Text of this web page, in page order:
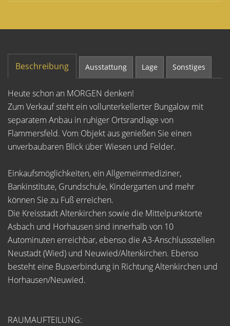
Beschreibung Ausstattung Lage Sonstiges
Heute schon an MORGEN denken!
Zum Verkauf steht ein vollunterkellerter Bungalow mit
separatem Anbau in ruhiger Ortsrandlage von
Flammersfeld. Vom Objekt aus genießen Sie einen
unverbaubaren Blick über Wiesen und Felder.
Einkaufsmöglichkeiten, ein Allgemeinmediziner,
Bankinstitute, Grundschule, Kindergarten und mehr
können Sie zu Fuß erreichen.
Die Kreisstadt Altenkirchen sowie die Mittelpunktorte
Asbach und Horhausen sind innerhalb von 10
Autominuten erreichbar, ebenso die A3-Anschlussstellen
Neustadt (Wied) und Neuwied/Altenkirchen. Ebenso
besteht eine Busverbindung in Richtung Altenkirchen und
Horhausen/Neuwied.
RAUMAUFTEILUNG: